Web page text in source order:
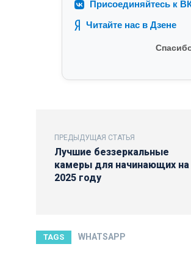
Присоединяйтесь к
Читайте нас в Дзене
ПРЕДЫДУЩАЯ СТАТЬЯ
Лучшие беззеркальные
камеры для начинающих на
2025 году
TAGS WHATSAPP